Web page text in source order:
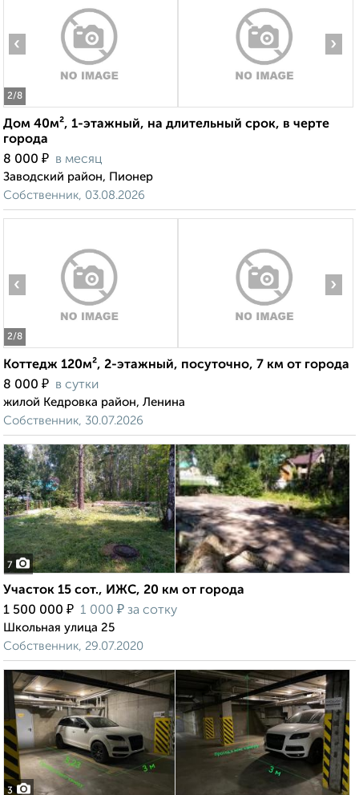
2/8
‹ ›
Дом 40м², 1-этажный, на длительный срок, в черте
города
8 000 ₽ в месяц
Заводский район, Пионер
Собственник, 03.08.2026
2/8
‹ ›
Коттедж 120м², 2-этажный, посуточно, 7 км от города
8 000 ₽ в сутки
жилой Кедровка район, Ленина
Собственник, 30.07.2026
7
Участок 15 сот., ИЖС, 20 км от города
1 500 000 ₽ 1 000 ₽ за сотку
Школьная улица 25
Собственник, 29.07.2020
3